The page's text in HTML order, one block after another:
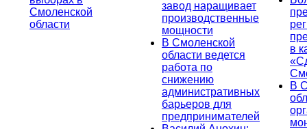
Смоленской
области
завод наращивает
производственные
мощности
В Смоленской
области ведется
работа по
снижению
административных
барьеров для
предпринимателей
в
В